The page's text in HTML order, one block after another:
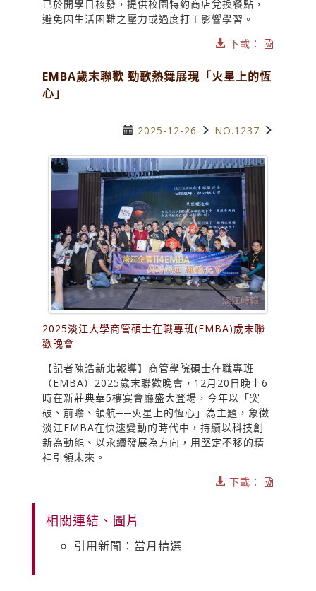
已於開學日核發，提供校園特約商店兌換餐點，
避免因生活困難之壓力或過度打工影響學習。
下載：
EMBA歲末聯歡 勁歌熱舞展現「火星上的恆
心」
2025-12-26 NO.1237
2025淡江大學商管碩士在職專班(EMBA)歲末聯
歡晚會
【記者陳浩新北報導】商管學院碩士在職專班
（EMBA）2025歲末聯歡晚會，12月20日晚上6
時在新莊典華5樓宴會廳盛大登場，今年以「突
破、前瞻、領航──火星上的恆心」為主題，象徵
淡江EMBA在快速變動的時代中，持續以科技創
新為動能、以永續發展為方向，用堅定不移的精
神引領未來。
下載：
相關連結、圖片
引用新聞：當月精選